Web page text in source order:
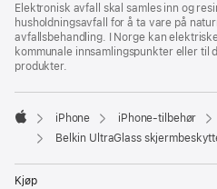
Elektronisk avfall skal samles inn og
husholdningsavfall for å ta vare på
avfallsbehandling. I Norge kan
kommunale innsamlingspunkter eller til
produkter.
Apple
iPhone iPhone-tilbehør
Belkin UltraGlass
Kjøp